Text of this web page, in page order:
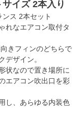
イズ 2本入り
ス 2本セット
れなエアコン取付タ
きフィンのどちらで
デザイン。
状なので置き場所に
エアコン吹出口を彩
し、あらゆる内装色